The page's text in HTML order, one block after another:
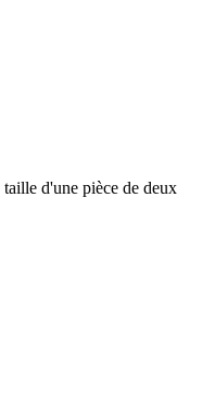
d'une pièce de deux